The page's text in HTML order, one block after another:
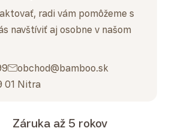
radi vám pomôžeme s
navštíviť aj osobne v našom
obchod@bamboo.sk
01 Nitra
Záruka až 5 rokov